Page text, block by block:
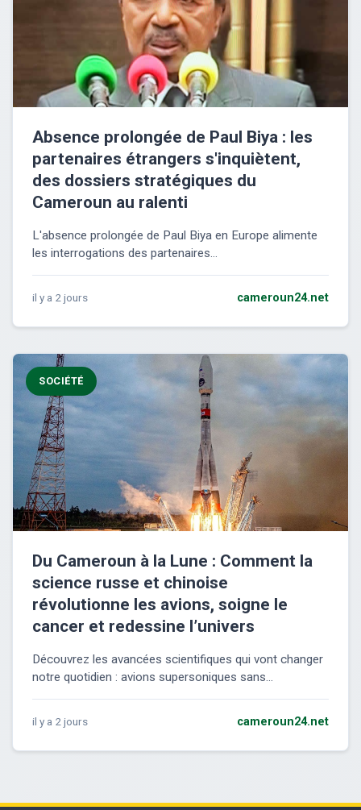
Absence prolongée de Paul Biya : les
partenaires étrangers s'inquiètent,
des dossiers stratégiques du
Cameroun au ralenti
L'absence prolongée de Paul Biya en Europe alimente
les interrogations des partenaires...
il y a 2 jours cameroun24.net
SOCIÉTÉ
Du Cameroun à la Lune : Comment la
science russe et chinoise
révolutionne les avions, soigne le
cancer et redessine l’univers
Découvrez les avancées scientifiques qui vont changer
notre quotidien : avions supersoniques sans...
il y a 2 jours cameroun24.net